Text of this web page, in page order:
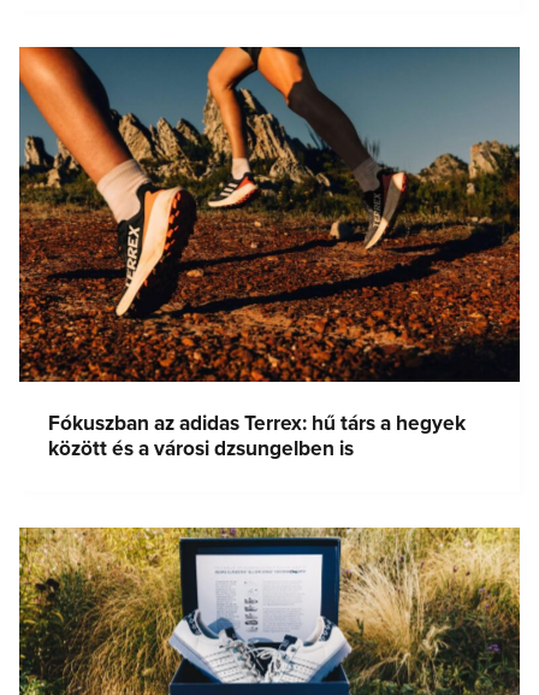
Fókuszban az adidas Terrex: hű társ a hegyek
között és a városi dzsungelben is